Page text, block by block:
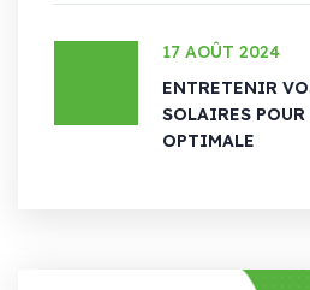
17 AOÛT 2024
ENTRETENIR
SOLAIRES POUR
OPTIMALE